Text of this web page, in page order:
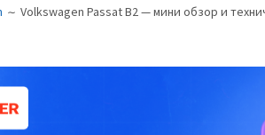
Volkswagen Passat B2 — мини обзор и